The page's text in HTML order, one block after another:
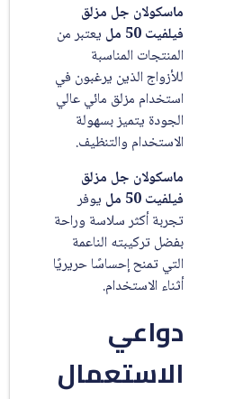
ماسكولان جل مزلق
يعتبر من
المنتجات المناسبة
للأزواج الذين يرغبون في
استخدام مزلق مائي عالي
الجودة يتميز بسهولة
الاستخدام والتنظيف.
ماسكولان جل مزلق
يوفر
تجربة أكثر سلاسة وراحة
بفضل تركيبته الناعمة
التي تمنح إحساسًا حريريًا
أثناء الاستخدام.
دواعي
الاستعمال